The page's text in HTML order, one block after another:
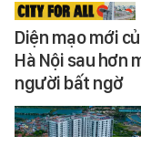
Diện mạo mới
Hà Nội sau hơn
người bất ngờ